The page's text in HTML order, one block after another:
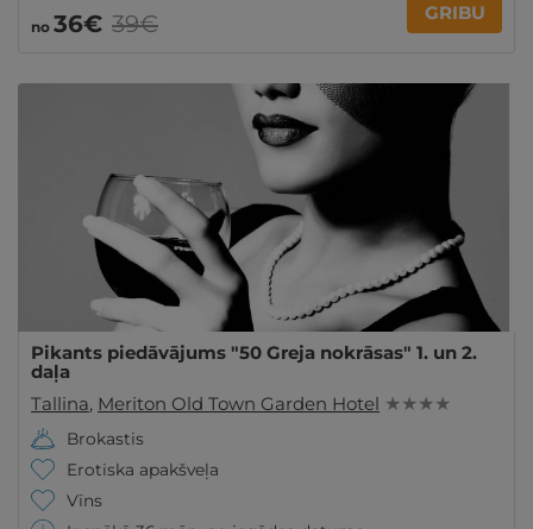
no 36€ 39€ GRIBU
Pikants piedāvājums "50 Greja nokrāsas" 1. un 2.
daļa
Tallina, Meriton Old Town Garden Hotel ★ ★ ★ ★
Brokastis
Erotiska apakšveļa
Vīns